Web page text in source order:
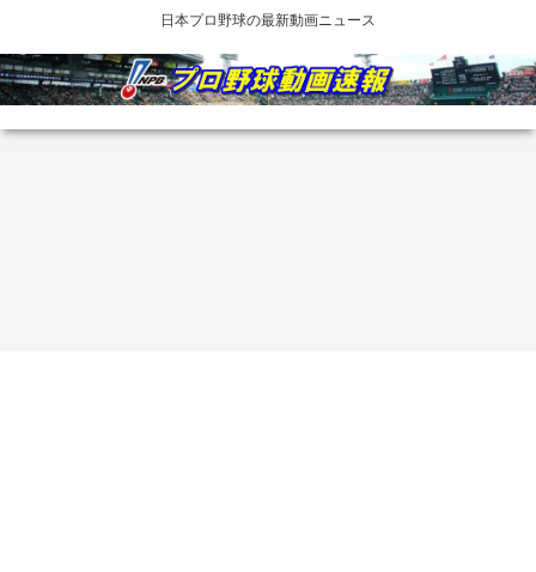
日本プロ野球の最新動画ニュース